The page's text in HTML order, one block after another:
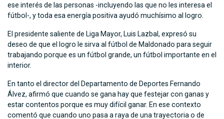
ese interés de las personas -incluyendo las que no les interesa el
fútbol-, y toda esa energía positiva ayudó muchísimo al logro.
El presidente saliente de Liga Mayor, Luis Lazbal, expresó su
deseo de que el logro le sirva al fútbol de Maldonado para seguir
trabajando porque es un fútbol grande, un fútbol importante en el
interior.
En tanto el director del Departamento de Deportes Fernando
Álvez, afirmó que cuando se gana hay que festejar con ganas y
estar contentos porque es muy difícil ganar. En ese contexto
comentó que cuando uno pasa a raya de una trayectoria o de